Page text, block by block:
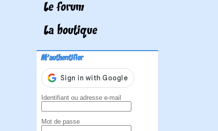
Le forum
La boutique
M'authentifier
Identifiant ou adresse e-mail
Mot de passe